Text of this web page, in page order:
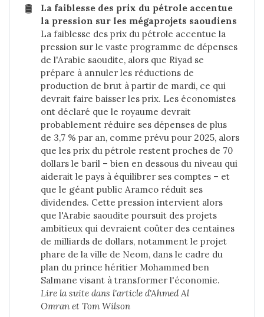
🛢️
La faiblesse des prix du pétrole accentue
la pression sur les mégaprojets saoudiens
La faiblesse des prix du pétrole accentue la
pression sur le vaste programme de dépenses
de l'Arabie saoudite, alors que Riyad se
prépare à annuler les réductions de
production de brut à partir de mardi, ce qui
devrait faire baisser les prix. Les économistes
ont déclaré que le royaume devrait
probablement réduire ses dépenses de plus
de 3,7 % par an, comme prévu pour 2025, alors
que les prix du pétrole restent proches de 70
dollars le baril – bien en dessous du niveau qui
aiderait le pays à équilibrer ses comptes – et
que le géant public Aramco réduit ses
dividendes. Cette pression intervient alors
que l'Arabie saoudite poursuit des projets
ambitieux qui devraient coûter des centaines
de milliards de dollars, notamment le projet
phare de la ville de Neom, dans le cadre du
plan du prince héritier Mohammed ben
Salmane visant à transformer l'économie.
Lire la suite dans l'article d'Ahmed Al
Omran et Tom Wilson